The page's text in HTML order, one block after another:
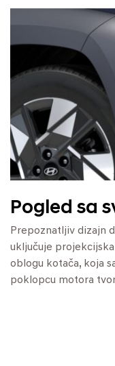
Pogled sa
Prepoznatljiv dizajn
uključuje
oblogu kotača, koja
poklopcu motora